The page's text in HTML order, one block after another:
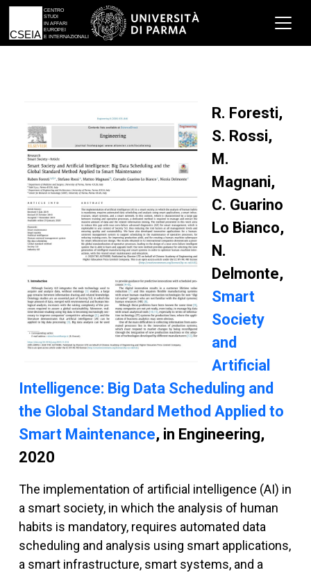
R. Foresti,
S. Rossi,
M.
Magnani,
C. Guarino
Lo Bianco,
N.
Delmonte,
Smart
Society
and
Artificial
Intelligence: Big Data Scheduling and
the Global Standard Method Applied to
Smart Maintenance, in Engineering,
2020
The implementation of artificial intelligence (AI) in
a smart society, in which the analysis of human
habits is mandatory, requires automated data
scheduling and analysis using smart applications,
a smart infrastructure, smart systems, and a